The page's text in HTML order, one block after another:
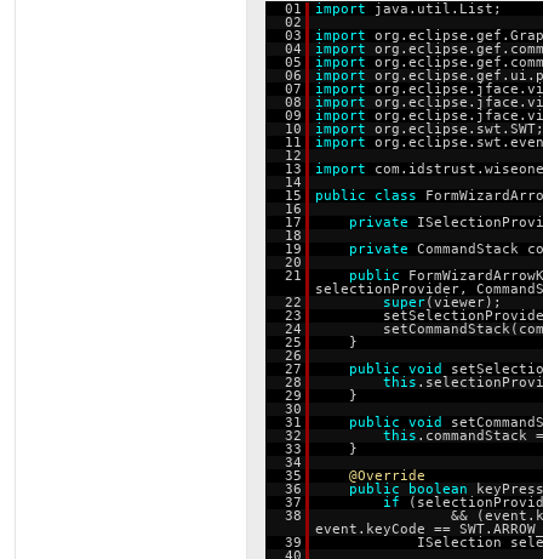
01 import
java.util.List;
02
03
import
04
import
05
import
06
import
07
import
08
import
09
import
10
import
11
import
12
13
import
14
15
public class
16
17
private
18
19
private
CommandStack
20
21
public
selectionProvider,
22
super(viewer);
23
24
25
}
26
27
public void
28
this
29
}
30
31
public void
32
this .commandStack
33
}
34
35
@Override
36
public boolean
37
if
38
&&
event.keyCode ==
39
ISelection